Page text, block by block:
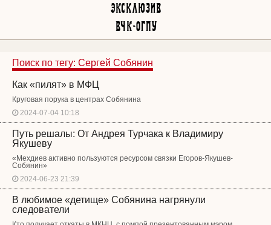
Эксклюзив
ВЧК-ОГПУ
Поиск по тегу: Сергей Собянин
Как «пилят» в МФЦ
Круговая порука в центрах Собянина
2024-07-04 10:18
Путь решалы: От Андрея Турчака к Владимиру
Якушеву
«Мехдиев активно пользуются ресурсом связки Егоров-Якушев-
Собянин»
2024-06-23 21:39
В любимое «детище» Собянина нагрянули
следователи